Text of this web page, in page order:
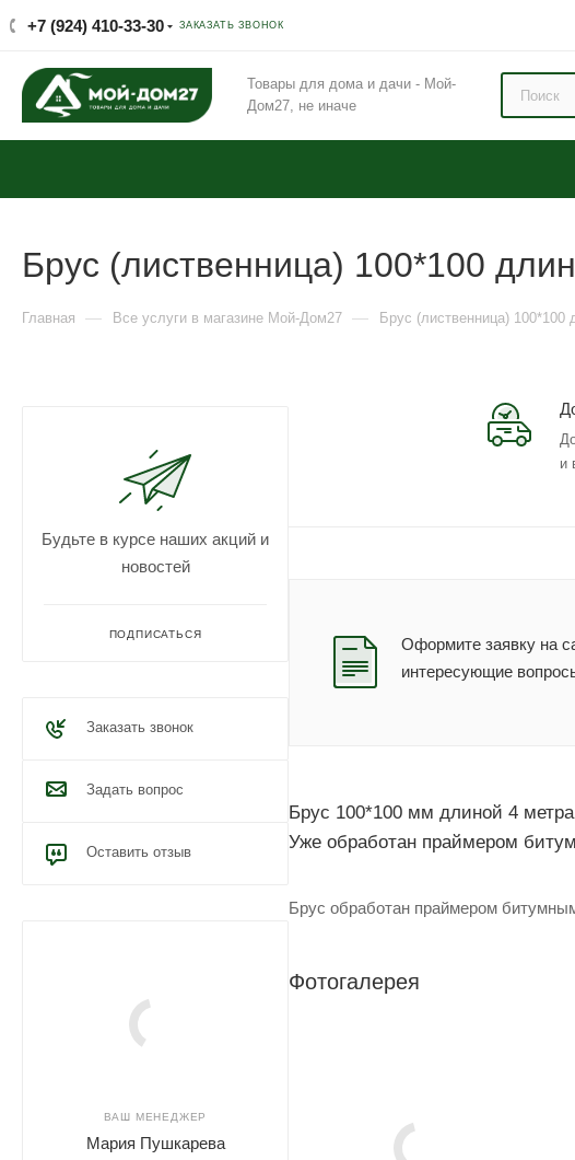
+7 (924) 410-33-30 ЗАКАЗАТЬ ЗВОНОК
Товары для дома и дачи - Мой-
Дом27, не иначе
Брус (лиственница) 100*100
Главная — Все услуги в магазине Мой-Дом27 — Брус (лиственница) 100*100
и
Оформите заявку на
интересующие
Брус 100*100 мм длиной 4
Уже обработан праймером
Брус обработан праймером
Фотогалерея
Будьте в курсе наших акций и
новостей
ПОДПИСАТЬСЯ
Заказать звонок
Задать вопрос
Оставить отзыв
ВАШ МЕНЕДЖЕР
Мария Пушкарева